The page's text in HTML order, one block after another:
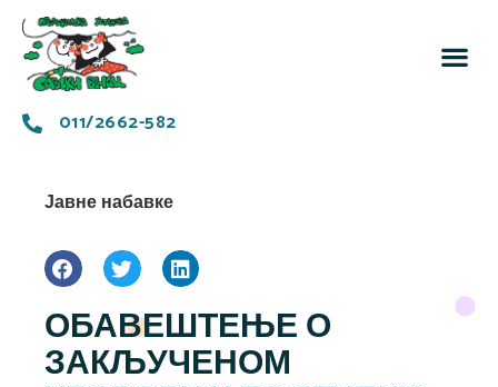
011/2662-582
Јавне набавке
ОБАВЕШТЕЊЕ О
ЗАКЉУЧЕНОМ